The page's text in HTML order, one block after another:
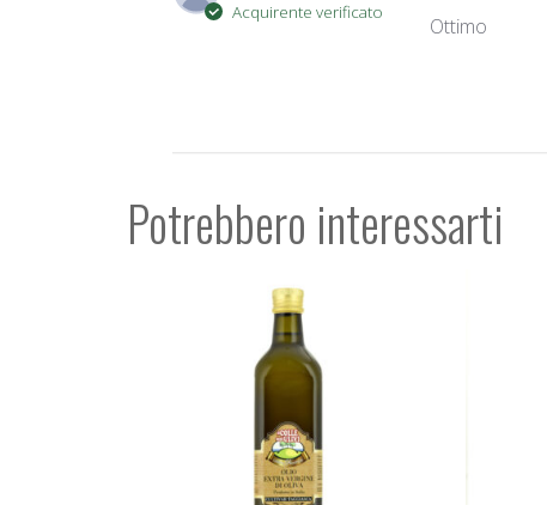
Acquirente verificato
Ottimo
Potrebbero interessarti